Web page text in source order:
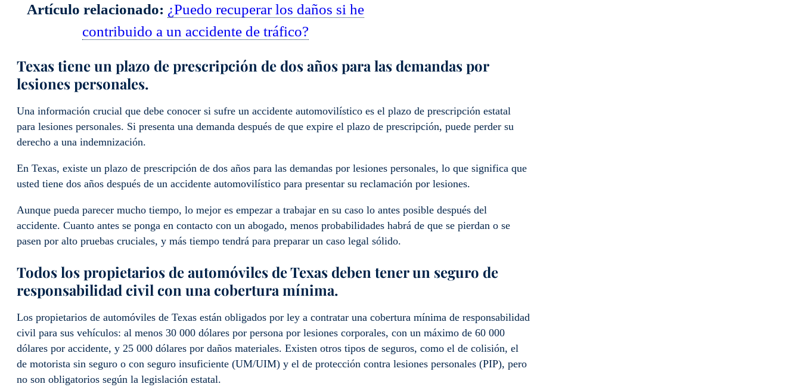
Artículo relacionado: ¿Puedo recuperar los daños si he
contribuido a un accidente de tráfico?
Texas tiene un plazo de prescripción de dos años para las demandas por
lesiones personales.
Una información crucial que debe conocer si sufre un accidente automovilístico es el plazo de prescripción estatal
para lesiones personales. Si presenta una demanda después de que expire el plazo de prescripción, puede perder su
derecho a una indemnización.
En Texas, existe un plazo de prescripción de dos años para las demandas por lesiones personales, lo que significa que
usted tiene dos años después de un accidente automovilístico para presentar su reclamación por lesiones.
Aunque pueda parecer mucho tiempo, lo mejor es empezar a trabajar en su caso lo antes posible después del
accidente. Cuanto antes se ponga en contacto con un abogado, menos probabilidades habrá de que se pierdan o se
pasen por alto pruebas cruciales, y más tiempo tendrá para preparar un caso legal sólido.
Todos los propietarios de automóviles de Texas deben tener un seguro de
responsabilidad civil con una cobertura mínima.
Los propietarios de automóviles de Texas están obligados por ley a contratar una cobertura mínima de responsabilidad
civil para sus vehículos: al menos 30 000 dólares por persona por lesiones corporales, con un máximo de 60 000
dólares por accidente, y 25 000 dólares por daños materiales. Existen otros tipos de seguros, como el de colisión, el
de motorista sin seguro o con seguro insuficiente (UM/UIM) y el de protección contra lesiones personales (PIP), pero
no son obligatorios según la legislación estatal.